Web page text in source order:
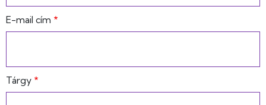
E-mail cím
Tárgy